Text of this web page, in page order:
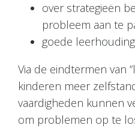
over strategieën
probleem aan te
goede
Via de eindtermen van
kinderen meer
vaardigheden kunnen
om problemen op te